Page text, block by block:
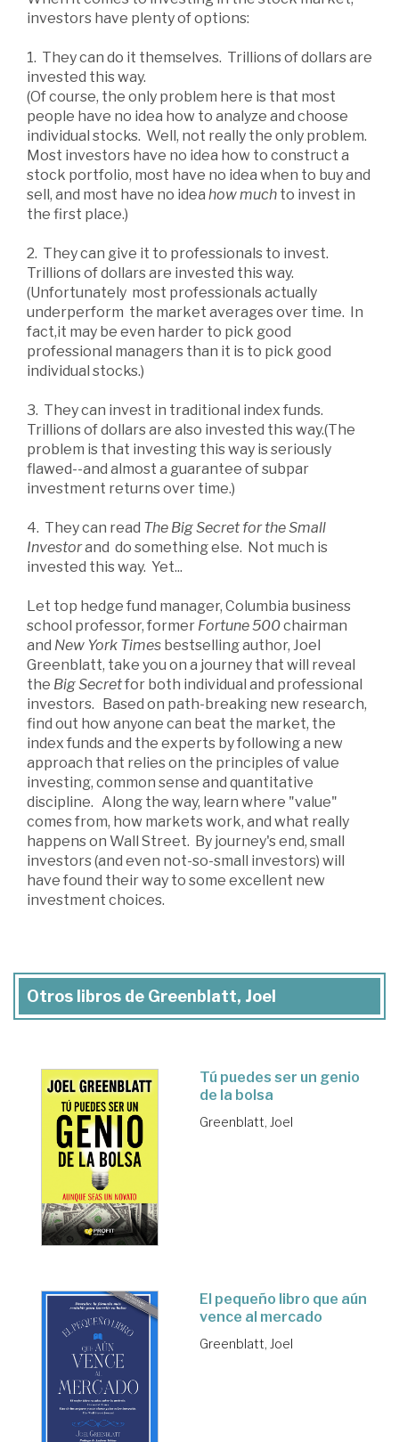
investors have plenty of options:
1. They can do it themselves. Trillions of dollars are
invested this way.
(Of course, the only problem here is that most
people have no idea how to analyze and choose
individual stocks. Well, not really the only problem.
Most investors have no idea how to construct a
stock portfolio, most have no idea when to buy and
sell, and most have no idea how much to invest in
the first place.)
2. They can give it to professionals to invest.
Trillions of dollars are invested this way.
(Unfortunately most professionals actually
underperform the market averages over time. In
fact,it may be even harder to pick good
professional managers than it is to pick good
individual stocks.)
3. They can invest in traditional index funds.
Trillions of dollars are also invested this way.(The
problem is that investing this way is seriously
flawed--and almost a guarantee of subpar
investment returns over time.)
4. They can read The Big Secret for the Small
Investorand do something else. Not much is
invested this way. Yet...
Let top hedge fund manager, Columbia business
school professor, former Fortune 500chairman
and New York Times bestselling author, Joel
Greenblatt, take you on a journey that will reveal
the Big Secretfor both individual and professional
investors. Based on path-breaking new research,
find out how anyone can beat the market, the
index funds and the experts by following a new
approach that relies on the principles of value
investing, common sense and quantitative
discipline. Along the way, learn where "value"
comes from, how markets work, and what really
happens on Wall Street. By journey's end, small
investors (and even not-so-small investors) will
have found their way to some excellent new
investment choices.
Otros libros de Greenblatt, Joel
Tú puedes ser un genio
de la bolsa
Greenblatt, Joel
El pequeño libro que aún
vence al mercado
Greenblatt, Joel